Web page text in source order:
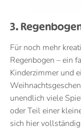
3.
Für noch mehr
Regenbogen – ein
Kinderzimmer und
unendlich viele
oder Teil einer
sich hier